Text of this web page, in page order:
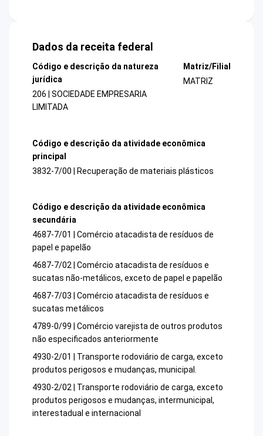
Dados da receita federal
Código e descrição da natureza
jurídica
206 | SOCIEDADE EMPRESARIA
LIMITADA
Matriz/Filial
MATRIZ
Código e descrição da atividade econômica
principal
3832-7/00 | Recuperação de materiais plásticos
Código e descrição da atividade econômica
secundária
4687-7/01 | Comércio atacadista de resíduos de
papel e papelão
4687-7/02 | Comércio atacadista de resíduos e
sucatas não-metálicos, exceto de papel e papelão
4687-7/03 | Comércio atacadista de resíduos e
sucatas metálicos
4789-0/99 | Comércio varejista de outros produtos
não especificados anteriormente
4930-2/01 | Transporte rodoviário de carga, exceto
produtos perigosos e mudanças, municipal.
4930-2/02 | Transporte rodoviário de carga, exceto
produtos perigosos e mudanças, intermunicipal,
interestadual e internacional